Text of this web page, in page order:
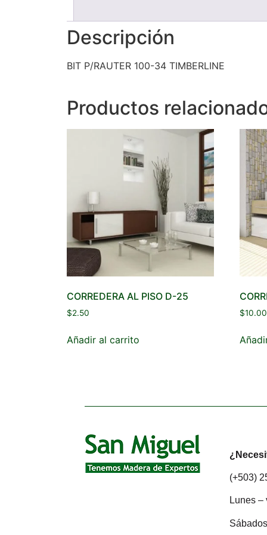
Descripción
BIT P/RAUTER 100-34 TIMBERLINE
Productos
CORREDERA AL PISO D-25
$2.50
Añadir al carrito
$10.00
(+503)
Lunes –